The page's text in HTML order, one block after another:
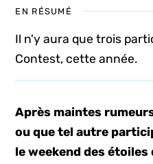
EN RÉSUMÉ
Il n'y aura que trois
Contest, cette année.
Après maintes
ou que tel autre
le weekend des étoiles